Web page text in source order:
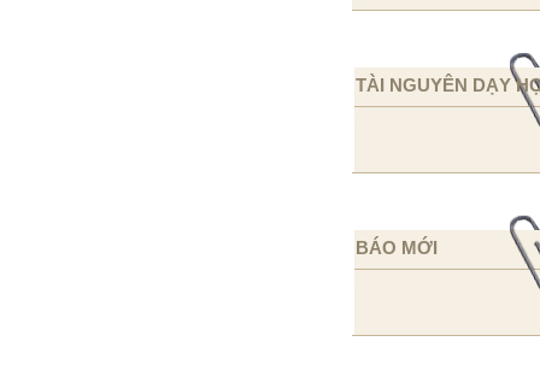
TÀI NGUYÊN DẠY
BÁO MỚI